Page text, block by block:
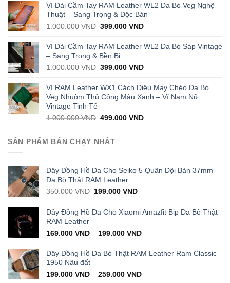
was:
1.000.000 VND.
is:
429.000 VND.
Ví Dài Cầm Tay RAM Leather WL2 Da Bò Veg Nghệ
Thuật – Sang Trọng & Độc Bản
1.000.000VND Original
was:
1.000.000 VND.
399.000VNDCurrent
is:
Ví Dài Cầm Tay RAM Leather WL2 Da Bò Sáp Vintage
– Sang Trọng & Bền Bỉ
1.000.000VND Original
was:
1.000.000 VND.
399.000VNDCurrent
is:
399.000 VND.
Ví RAM Leather WX1 Cách Điệu May Chéo Da Bò
Veg Nhuộm Thủ Công Màu Xanh – Ví Nam Nữ
Vintage Tinh Tế
1.000.000VND Original
was:
1.000.000 VND.
499.000VNDCurrent
SẢN PHẨM BÁN CHẠY NHẤT
Dây Đồng Hồ Da Cho Seiko 5 Quân Đội Bản 37mm
Da Bò Thật RAM Leather
350.000VND Original
was:
199.000VNDCurrent
is:
199.000 VND.
Dây Đồng Hồ Da Cho Xiaomi Amazfit Bip Da Bò Thật
RAM Leather
169.000 VND – 199.000 VND
Dây Đồng Hồ Da Bò Thật RAM Leather Ram Classic
1950 Nâu đất
199.000 VND – 259.000 VND